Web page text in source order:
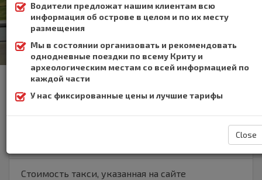
Водители предложат нашим клиентам всю
информация об острове в целом и по их месту
размещения
Мы в состоянии организовать и рекомендовать
однодневные поездки по всему Криту и
археологическим местам со всей информацией по
каждой части
У нас фиксированные цены и лучшие тарифы
Close
Стоимость такси, указанная на сайте